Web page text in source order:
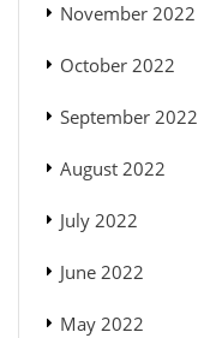
November 2022
October 2022
September 2022
August 2022
July 2022
June 2022
May 2022